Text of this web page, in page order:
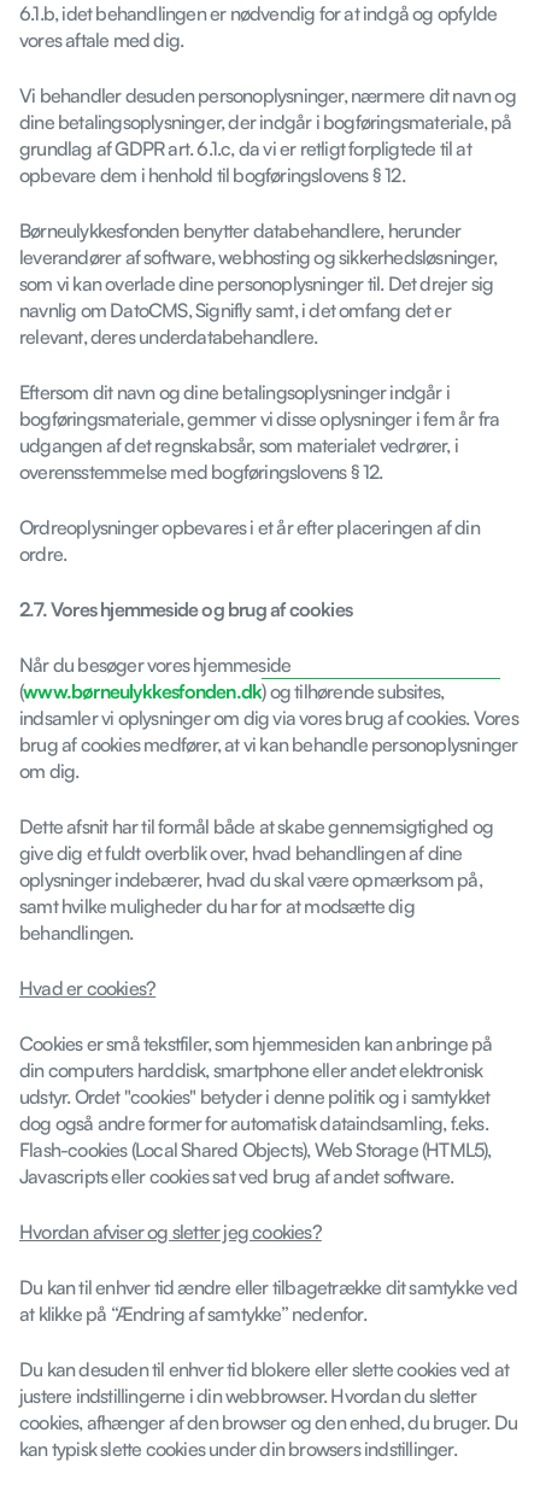
6.1.b, idet behandlingen er nødvendig for at indgå og opfylde
vores aftale med dig.
Vi behandler desuden personoplysninger, nærmere dit navn og
dine betalingsoplysninger, der indgår i bogføringsmateriale, på
grundlag af GDPR art. 6.1.c, da vi er retligt forpligtede til at
opbevare dem i henhold til bogføringslovens § 12.
Børneulykkesfonden benytter databehandlere, herunder
leverandører af software, webhosting og sikkerhedsløsninger,
som vi kan overlade dine personoplysninger til. Det drejer sig
navnlig om DatoCMS, Signifly samt, i det omfang det er
relevant, deres underdatabehandlere.
Eftersom dit navn og dine betalingsoplysninger indgår i
bogføringsmateriale, gemmer vi disse oplysninger i fem år fra
udgangen af det regnskabsår, som materialet vedrører, i
overensstemmelse med bogføringslovens § 12.
Ordreoplysninger opbevares i et år efter placeringen af din
ordre.
2.7. Vores hjemmeside og brug af cookies
Når du besøger vores hjemmeside
(www.børneulykkesfonden.dk) og tilhørende subsites,
indsamler vi oplysninger om dig via vores brug af cookies. Vores
brug af cookies medfører, at vi kan behandle personoplysninger
om dig.
Dette afsnit har til formål både at skabe gennemsigtighed og
give dig et fuldt overblik over, hvad behandlingen af dine
oplysninger indebærer, hvad du skal være opmærksom på,
samt hvilke muligheder du har for at modsætte dig
behandlingen.
Hvad er cookies?
Cookies er små tekstfiler, som hjemmesiden kan anbringe på
din computers harddisk, smartphone eller andet elektronisk
udstyr. Ordet "cookies" betyder i denne politik og i samtykket
dog også andre former for automatisk dataindsamling, f.eks.
Flash-cookies (Local Shared Objects), Web Storage (HTML5),
Javascripts eller cookies sat ved brug af andet software.
Hvordan afviser og sletter jeg cookies?
Du kan til enhver tid ændre eller tilbagetrække dit samtykke ved
at klikke på “Ændring af samtykke” nedenfor.
Du kan desuden til enhver tid blokere eller slette cookies ved at
justere indstillingerne i din webbrowser. Hvordan du sletter
cookies, afhænger af den browser og den enhed, du bruger. Du
kan typisk slette cookies under din browsers indstillinger.